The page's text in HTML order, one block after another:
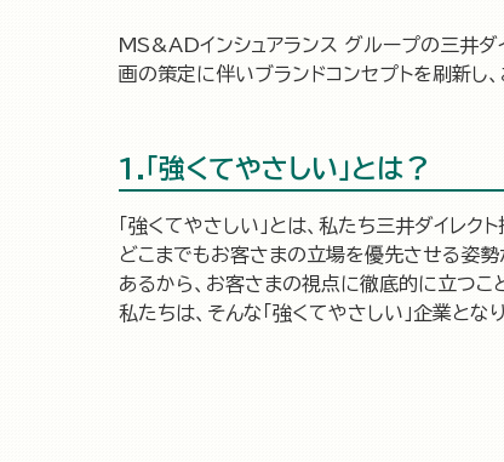
MS&ADインシュアランス グループの三井ダ
画の策定に伴いブランドコンセプトを刷新し
1.「強くてやさしい」とは？
「強くてやさしい」とは、私たち三井ダイレ
どこまでもお客さまの立場を優先させる姿勢
あるから、お客さまの視点に徹底的に立つこ
私たちは、そんな「強くてやさしい」企業と